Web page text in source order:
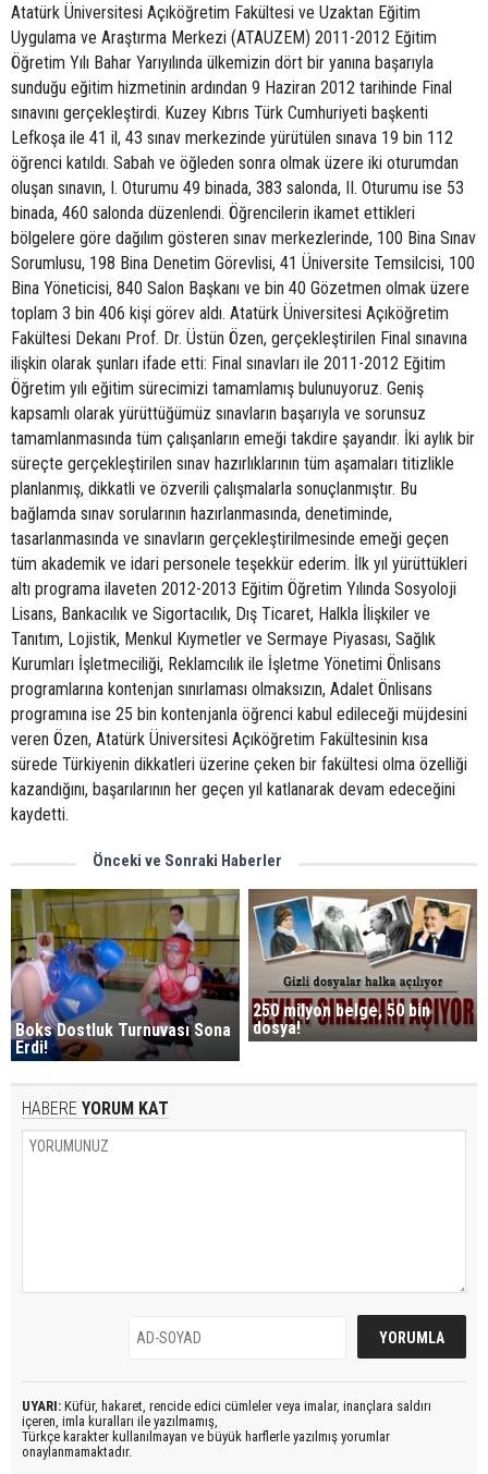
Atatürk Üniversitesi Açıköğretim Fakültesi ve Uzaktan Eğitim
Uygulama ve Araştırma Merkezi (ATAUZEM) 2011-2012 Eğitim
Öğretim Yılı Bahar Yarıyılında ülkemizin dört bir yanına başarıyla
sunduğu eğitim hizmetinin ardından 9 Haziran 2012 tarihinde Final
sınavını gerçekleştirdi. Kuzey Kıbrıs Türk Cumhuriyeti başkenti
Lefkoşa ile 41 il, 43 sınav merkezinde yürütülen sınava 19 bin 112
öğrenci katıldı. Sabah ve öğleden sonra olmak üzere iki oturumdan
oluşan sınavın, I. Oturumu 49 binada, 383 salonda, II. Oturumu ise 53
binada, 460 salonda düzenlendi. Öğrencilerin ikamet ettikleri
bölgelere göre dağılım gösteren sınav merkezlerinde, 100 Bina Sınav
Sorumlusu, 198 Bina Denetim Görevlisi, 41 Üniversite Temsilcisi, 100
Bina Yöneticisi, 840 Salon Başkanı ve bin 40 Gözetmen olmak üzere
toplam 3 bin 406 kişi görev aldı. Atatürk Üniversitesi Açıköğretim
Fakültesi Dekanı Prof. Dr. Üstün Özen, gerçekleştirilen Final sınavına
ilişkin olarak şunları ifade etti: Final sınavları ile 2011-2012 Eğitim
Öğretim yılı eğitim sürecimizi tamamlamış bulunuyoruz. Geniş
kapsamlı olarak yürüttüğümüz sınavların başarıyla ve sorunsuz
tamamlanmasında tüm çalışanların emeği takdire şayandır. İki aylık bir
süreçte gerçekleştirilen sınav hazırlıklarının tüm aşamaları titizlikle
planlanmış, dikkatli ve özverili çalışmalarla sonuçlanmıştır. Bu
bağlamda sınav sorularının hazırlanmasında, denetiminde,
tasarlanmasında ve sınavların gerçekleştirilmesinde emeği geçen
tüm akademik ve idari personele teşekkür ederim. İlk yıl yürüttükleri
altı programa ilaveten 2012-2013 Eğitim Öğretim Yılında Sosyoloji
Lisans, Bankacılık ve Sigortacılık, Dış Ticaret, Halkla İlişkiler ve
Tanıtım, Lojistik, Menkul Kıymetler ve Sermaye Piyasası, Sağlık
Kurumları İşletmeciliği, Reklamcılık ile İşletme Yönetimi Önlisans
programlarına kontenjan sınırlaması olmaksızın, Adalet Önlisans
programına ise 25 bin kontenjanla öğrenci kabul edileceği müjdesini
veren Özen, Atatürk Üniversitesi Açıköğretim Fakültesinin kısa
sürede Türkiyenin dikkatleri üzerine çeken bir fakültesi olma özelliği
kazandığını, başarılarının her geçen yıl katlanarak devam edeceğini
kaydetti.
Önceki ve Sonraki Haberler
Boks Dostluk Turnuvası Sona
Erdi!
250 milyon belge, 50 bin
dosya!
HABERE YORUM KAT
UYARI: Küfür, hakaret, rencide edici cümleler veya imalar, inançlara saldırı
içeren, imla kuralları ile yazılmamış,
Türkçe karakter kullanılmayan ve büyük harflerle yazılmış yorumlar
onaylanmamaktadır.